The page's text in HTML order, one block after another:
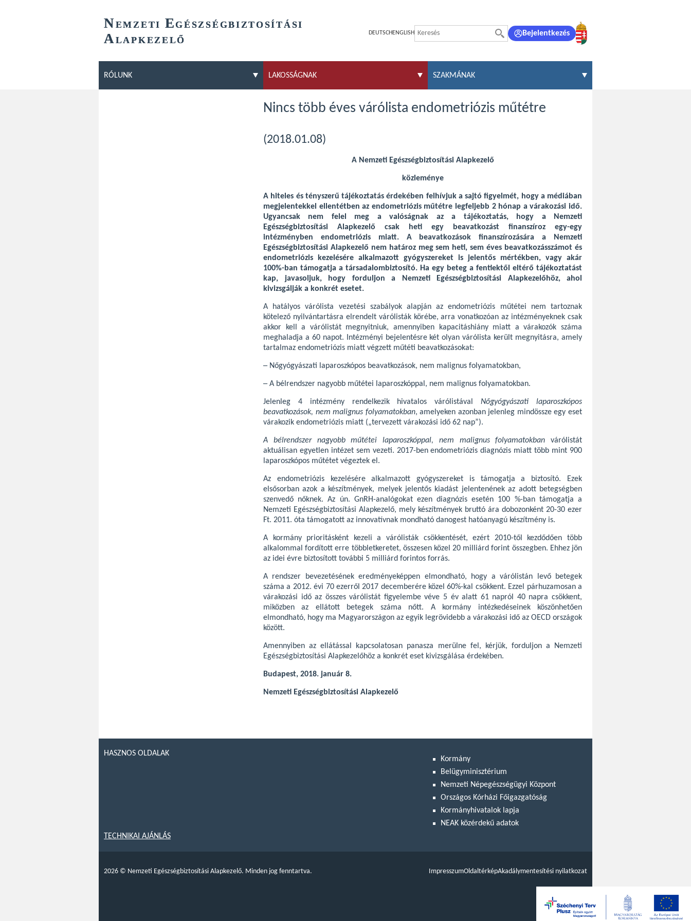
NEMZETI EGÉSZSÉGBIZTOSÍTÁSI
ALAPKEZELŐ
DEUTSCH ENGLISH Bejelentkezés
RÓLUNK LAKOSSÁGNAK SZAKMÁNAK
Nincs több éves várólista endometriózis műtétre
(2018.01.08)
A Nemzeti Egészségbiztosítási Alapkezelő
közleménye
A hiteles és tényszerű tájékoztatás érdekében felhívjuk a sajtó figyelmét, hogy a médiában
megjelentekkel ellentétben az endometriózis műtétre legfeljebb 2 hónap a várakozási idő.
Ugyancsak nem felel meg a valóságnak az a tájékoztatás, hogy a Nemzeti
Egészségbiztosítási Alapkezelő csak heti egy beavatkozást finanszíroz egy-egy
intézményben endometriózis miatt. A beavatkozások finanszírozására a Nemzeti
Egészségbiztosítási Alapkezelő nem határoz meg sem heti, sem éves beavatkozásszámot és
endometriózis kezelésére alkalmazott gyógyszereket is jelentős mértékben, vagy akár
100%-ban támogatja a társadalombiztosító. Ha egy beteg a fentiektől eltérő tájékoztatást
kap, javasoljuk, hogy forduljon a Nemzeti Egészségbiztosítási Alapkezelőhöz, ahol
kivizsgálják a konkrét esetet.
A hatályos várólista vezetési szabályok alapján az endometriózis műtétei nem tartoznak
kötelező nyilvántartásra elrendelt várólisták körébe, arra vonatkozóan az intézményeknek csak
akkor kell a várólistát megnyitniuk, amennyiben kapacitáshiány miatt a várakozók száma
meghaladja a 60 napot. Intézményi bejelentésre két olyan várólista került megnyitásra, amely
tartalmaz endometriózis miatt végzett műtéti beavatkozásokat:
─ Nőgyógyászati laparoszkópos beavatkozások, nem malignus folyamatokban,
─ A bélrendszer nagyobb műtétei laparoszkóppal, nem malignus folyamatokban.
Jelenleg 4 intézmény rendelkezik hivatalos várólistávalNőgyógyászati laparoszkópos
beavatkozások, nem malignus folyamatokban, amelyeken azonban jelenleg mindössze egy eset
várakozik endometriózis miatt („tervezett várakozási idő 62 nap”).
A bélrendszer nagyobb műtétei laparoszkóppal, nem malignus folyamatokban várólistát
aktuálisan egyetlen intézet sem vezeti. 2017-ben endometriózis diagnózis miatt több mint 900
laparoszkópos műtétet végeztek el.
Az endometriózis kezelésére alkalmazott gyógyszereket is támogatja a biztosító. Ezek
elsősorban azok a készítmények, melyek jelentős kiadást jelentenének az adott betegségben
szenvedő nőknek. Az ún. GnRH-analógokat ezen diagnózis esetén 100 %-ban támogatja a
Nemzeti Egészségbiztosítási Alapkezelő, mely készítmények bruttó ára dobozonként 20-30 ezer
Ft. 2011. óta támogatott az innovatívnak mondható danogest hatóanyagú készítmény is.
A kormány prioritásként kezeli a várólisták csökkentését, ezért 2010-től kezdődően több
alkalommal fordított erre többletkeretet, összesen közel 20 milliárd forint összegben. Ehhez jön
az idei évre biztosított további 5 milliárd forintos forrás.
A rendszer bevezetésének eredményeképpen elmondható, hogy a várólistán levő betegek
száma a 2012. évi 70 ezerről 2017 decemberére közel 60%-kal csökkent. Ezzel párhuzamosan a
várakozási idő az összes várólistát figyelembe véve 5 év alatt 61 napról 40 napra csökkent,
miközben az ellátott betegek száma nőtt. A kormány intézkedéseinek köszönhetően
elmondható, hogy ma Magyarországon az egyik legrövidebb a várakozási idő az OECD országok
között.
Amennyiben az ellátással kapcsolatosan panasza merülne fel, kérjük, forduljon a Nemzeti
Egészségbiztosítási Alapkezelőhöz a konkrét eset kivizsgálása érdekében.
Budapest, 2018. január 8.
Nemzeti Egészségbiztosítási Alapkezelő
HASZNOS OLDALAK
Kormány
Belügyminisztérium
Nemzeti Népegészségügyi Központ
Országos Kórházi Főigazgatóság
Kormányhivatalok lapja
NEAK közérdekű adatok
TECHNIKAI AJÁNLÁS
2026 © Nemzeti Egészségbiztosítási Alapkezelő. Minden jog fenntartva. ImpresszumOldaltérképAkadálymentesítési nyilatkozat